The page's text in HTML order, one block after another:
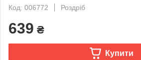
Код: 006772
Роздріб
639 ₴
Купити